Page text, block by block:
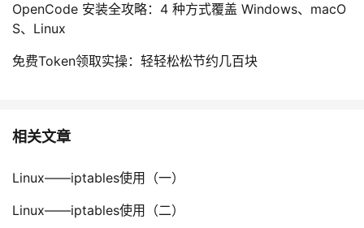
OpenCode 安装全攻略：4 种方式覆盖 Windows、macO
S、Linux
免费Token领取实操：轻轻松松节约几百块
相关文章
Linux——iptables使用（一）
Linux——iptables使用（二）